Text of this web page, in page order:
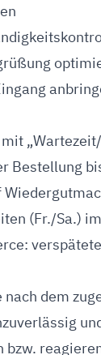
Bestellung
(Fr./Sa.)
dem
bzw.